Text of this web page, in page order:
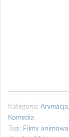
Kategoria: Animacja,
Komedia
Tagi: Filmy